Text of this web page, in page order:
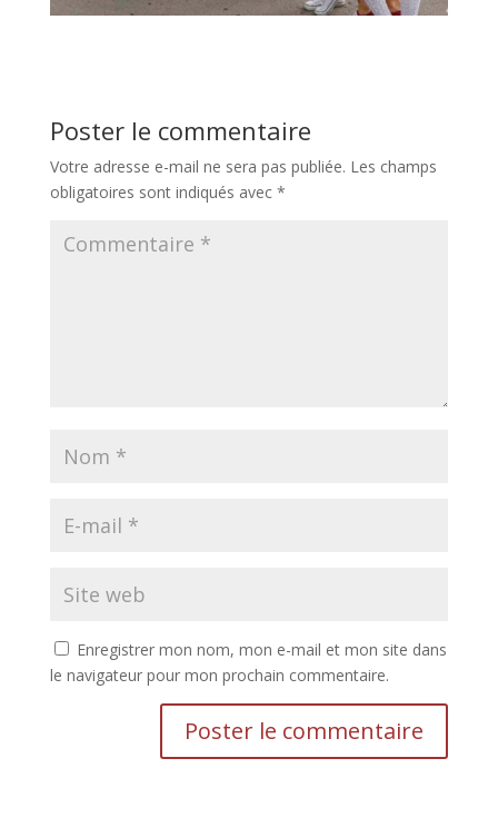
Poster le commentaire
Votre adresse e-mail ne sera pas publiée. Les champs
obligatoires sont indiqués avec *
Enregistrer mon nom, mon e-mail et mon site dans
le navigateur pour mon prochain commentaire.